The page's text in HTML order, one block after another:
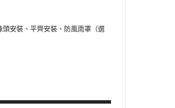
安裝、平齊安裝、防風雨罩（選